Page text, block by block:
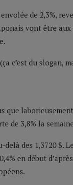
de 2,3%,
vont être
c’est du slogan,
que
de 3,8% la
des 1,3720 $.
en début